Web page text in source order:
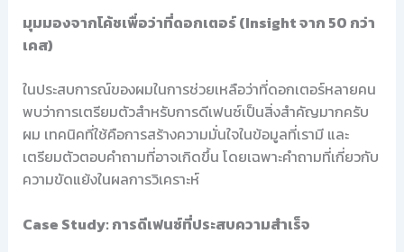
มุมมองจากโค้ชเพื่อว่าที่ดอกเตอร์ (Insight จาก 50 กว่า
เคส)
ในประสบการณ์ของผมในการช่วยเหลือว่าที่ดอกเตอร์หลายคน
พบว่าการเตรียมตัวสำหรับการดีเฟนซ์เป็นสิ่งสำคัญมากครับ
ผม เทคนิคที่ใช้คือการสร้างความมั่นใจในข้อมูลที่เรามี และ
เตรียมตัวตอบคำถามที่อาจเกิดขึ้น โดยเฉพาะคำถามที่เกี่ยวกับ
ความขัดแย้งในผลการวิเคราะห์
Case Study: การดีเฟนซ์ที่ประสบความสำเร็จ